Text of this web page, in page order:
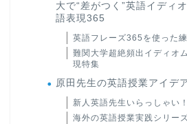
大で“差がつく”英語イディ
語表現365
英語フレーズ365を使った
難関大学超絶頻出イディオ
現特集
原田先生の英語授業アイデ
新人英語先生いらっしゃい！
海外の英語授業実践シリー